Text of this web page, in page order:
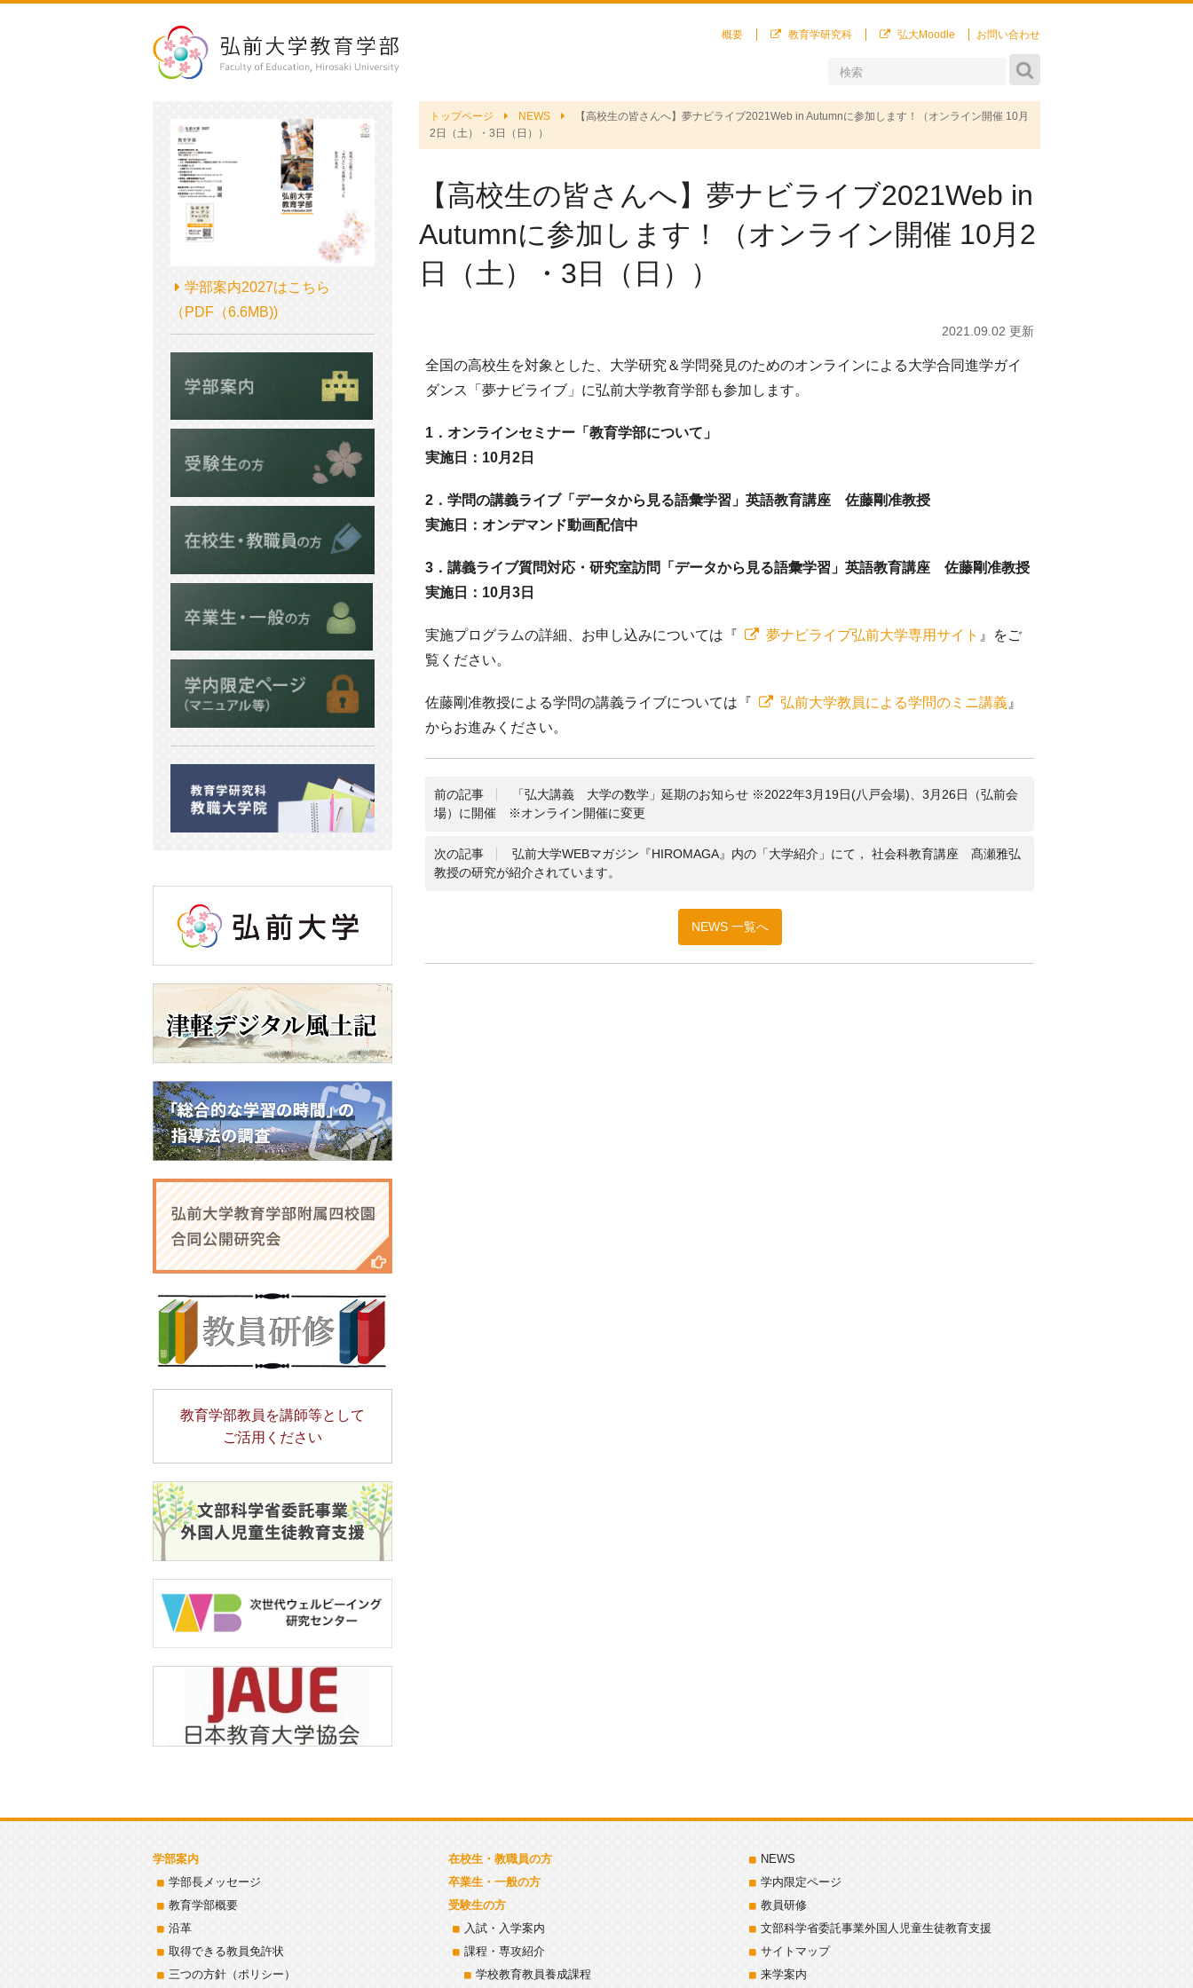
概要 教育学研究科 弘大Moodle お問い合わせ
トップページ NEWS
【高校生の皆さんへ】夢ナビライブ2021Web in Autumnに参加します！（オンライン開催 10月
2日（土）・3日（日））
【高校生の皆さんへ】夢ナビライブ2021Web in
Autumnに参加します！（オンライン開催 10月2
日（土）・3日（日））
2021.09.02 更新
全国の高校生を対象とした、大学研究＆学問発見のためのオンラインによる大学合同進学ガイ
ダンス「夢ナビライブ」に弘前大学教育学部も参加します。
1．オンラインセミナー「教育学部について」
実施日：10月2日
2．学問の講義ライブ「データから見る語彙学習」英語教育講座 佐藤剛准教授
実施日：オンデマンド動画配信中
3．講義ライブ質問対応・研究室訪問「データから見る語彙学習」英語教育講座 佐藤剛准教授
実施日：10月3日
実施プログラムの詳細、お申し込みについては『 夢ナビライブ弘前大学専用サイト 』をご
覧ください。
佐藤剛准教授による学問の講義ライブについては『 弘前大学教員による学問のミニ講義 』
からお進みください。
前の記事
「弘大講義 大学の数学」延期のお知らせ ※2022年3月19日(八戸会場)、3月26日（弘前会
場）に開催 ※オンライン開催に変更
次の記事
弘前大学WEBマガジン『HIROMAGA』内の「大学紹介」にて， 社会科教育講座 髙瀬雅弘
教授の研究が紹介されています。
NEWS 一覧へ
学部案内2027はこちら
（PDF（6.6MB))
教育学部教員を講師等として
ご活用ください
学部案内
学部長メッセージ
教育学部概要
沿革
取得できる教員免許状
三つの方針（ポリシー）
在校生・教職員の方
卒業生・一般の方
受験生の方
入試・入学案内
課程・専攻紹介
学校教育教員養成課程
NEWS
学内限定ページ
教員研修
文部科学省委託事業外国人児童生徒教育支援
サイトマップ
来学案内